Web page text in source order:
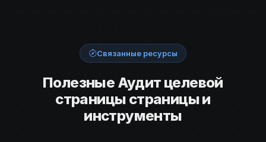
Связанные ресурсы
Полезные Аудит целевой
страницы страницы и
инструменты